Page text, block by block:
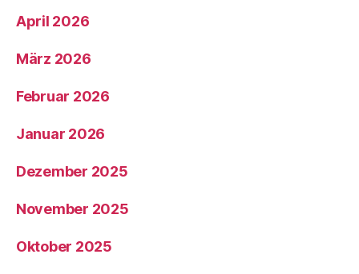
April 2026
März 2026
Februar 2026
Januar 2026
Dezember 2025
November 2025
Oktober 2025